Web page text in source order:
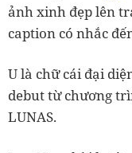
ảnh xinh đẹp lên
caption có nhắc
U là chữ cái đại
debut từ chương
LUNAS.